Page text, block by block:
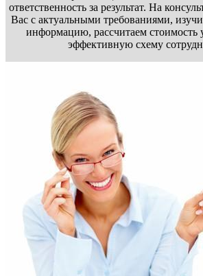
ответственность за результат. На
Вас с актуальными требованиями,
информацию, рассчитаем стоимость
эффективную схему